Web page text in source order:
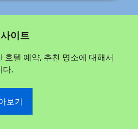
이트
호텔 예약, 추천 명소에 대해서
다.
보기